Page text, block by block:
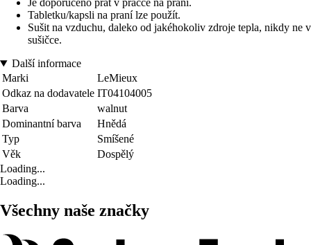
Je doporučeno prát v pračce na praní.
Tabletku/kapsli na praní lze použít.
Sušit na vzduchu, daleko od jakéhokoliv zdroje tepla, nikdy ne v
sušičce.
Další informace
Marki
LeMieux
Odkaz na dodavatele IT04104005
Barva
walnut
Dominantní barva
Hnědá
Typ
Smíšené
Věk
Dospělý
Loading...
Loading...
Všechny naše značky